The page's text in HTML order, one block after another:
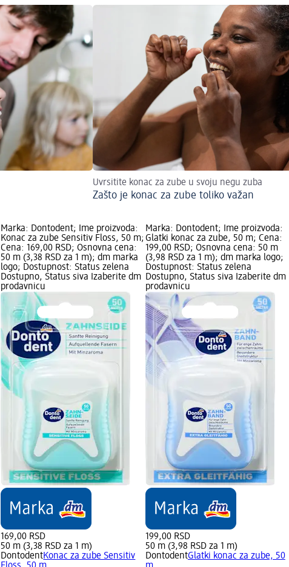
Uvrsitite konac za zube u svoju negu zuba
Zašto je konac za zube toliko važan
Marka: Dontodent; Ime proizvoda:
Konac za zube Sensitiv Floss, 50 m;
Cena: 169,00 RSD; Osnovna cena:
50 m (3,38 RSD za 1 m); dm marka
logo; Dostupnost: Status zelena
Dostupno, Status siva Izaberite dm
prodavnicu
169,00 RSD
50 m (3,38 RSD za 1 m)
DontodentKonac za zube Sensitiv
Marka: Dontodent; Ime proizvoda:
Glatki konac za zube, 50 m; Cena:
199,00 RSD; Osnovna cena: 50 m
(3,98 RSD za 1 m); dm marka logo;
Dostupnost: Status zelena
Dostupno, Status siva Izaberite dm
prodavnicu
199,00 RSD
50 m (3,98 RSD za 1 m)
DontodentGlatki konac za zube, 50